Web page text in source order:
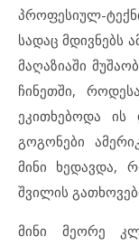
პროფესიულ-
სადაც მდივნებს
მაღაზიაში
ჩინეთში,
ეკითხებოდა ის
გოგონები
მინი ხედავდა,
შვილის
მინი მეორე